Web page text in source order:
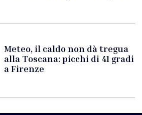
Meteo, il caldo non dà tregua
alla Toscana: picchi di 41 gradi
a Firenze